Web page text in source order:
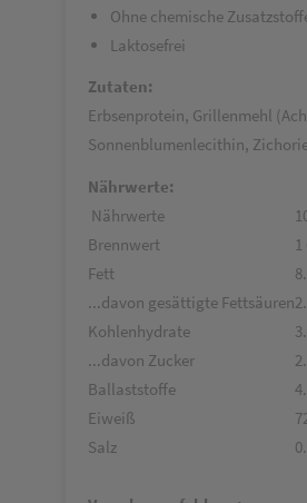
Ohne chemische
Laktosefrei
Zutaten:
Erbsenprotein, Grillenmehl
Sonnenblumenlecithin,
Nährwerte:
Nährwerte
Brennwert
Fett
...davon gesättigte Fettsäuren
Kohlenhydrate
...davon Zucker
Ballaststoffe
Eiweiß
Salz